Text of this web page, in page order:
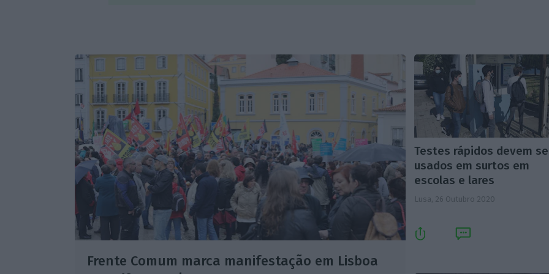
Frente Comum marca manifestação em Lisboa
Testes rápidos devem
usados em surtos em
escolas e lares
Lusa, 26 Outubro 2020